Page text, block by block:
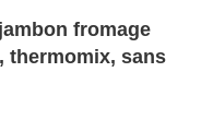
fromage
thermomix, sans